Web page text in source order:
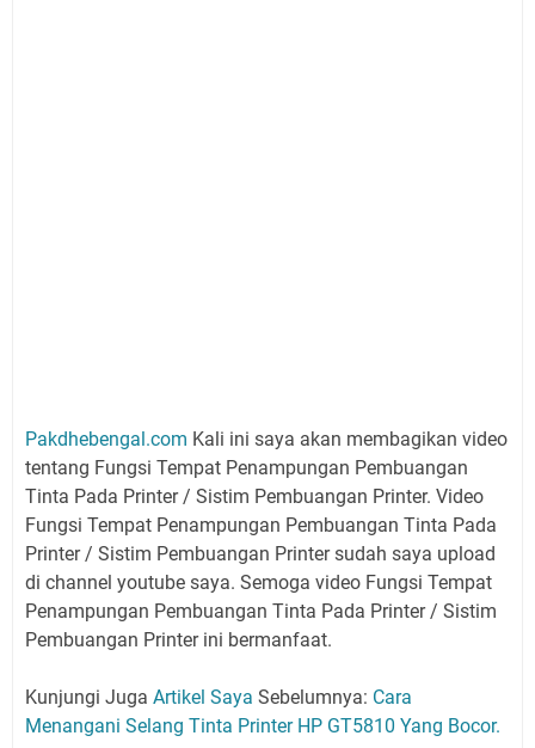
Pakdhebengal.com Kali ini saya akan membagikan video
tentang Fungsi Tempat Penampungan Pembuangan
Tinta Pada Printer / Sistim Pembuangan Printer. Video
Fungsi Tempat Penampungan Pembuangan Tinta Pada
Printer / Sistim Pembuangan Printer sudah saya upload
di channel youtube saya. Semoga video Fungsi Tempat
Penampungan Pembuangan Tinta Pada Printer / Sistim
Pembuangan Printer ini bermanfaat.
Kunjungi Juga Artikel Saya Sebelumnya: Cara
Menangani Selang Tinta Printer HP GT5810 Yang Bocor.